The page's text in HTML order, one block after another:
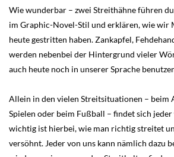
Wie wunderbar – zwei Streithähne führen
im Graphic-Novel-Stil und erklären, wie wir
heute gestritten haben. Zankapfel,
werden nebenbei der Hintergrund vieler
auch heute noch in unserer Sprache
Allein in den vielen Streitsituationen – beim
Spielen oder beim Fußball – findet sich
wichtig ist hierbei, wie man richtig streitet
versöhnt. Jeder von uns kann nämlich dazu